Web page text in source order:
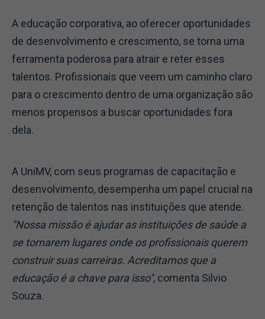
A educação corporativa, ao oferecer oportunidades
de desenvolvimento e crescimento, se torna uma
ferramenta poderosa para atrair e reter esses
talentos. Profissionais que veem um caminho claro
para o crescimento dentro de uma organização são
menos propensos a buscar oportunidades fora
dela.
A UniMV, com seus programas de capacitação e
desenvolvimento, desempenha um papel crucial na
retenção de talentos nas instituições que atende.
"Nossa missão é ajudar as instituições de saúde a
se tornarem lugares onde os profissionais querem
construir suas carreiras. Acreditamos que a
educação é a chave para isso", comenta Silvio
Souza.